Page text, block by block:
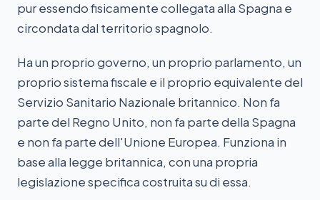
pur essendo fisicamente collegata alla Spagna e
circondata dal territorio spagnolo.
Ha un proprio governo, un proprio parlamento, un
proprio sistema fiscale e il proprio equivalente del
Servizio Sanitario Nazionale britannico. Non fa
parte del Regno Unito, non fa parte della Spagna
e non fa parte dell'Unione Europea. Funziona in
base alla legge britannica, con una propria
legislazione specifica costruita su di essa.